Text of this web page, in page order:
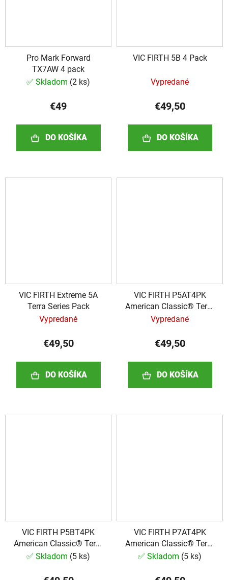
Pro Mark Forward
TX7AW 4 pack
✅ Skladom (2 ks)
€49
DO KOŠÍKA
VIC FIRTH 5B 4 Pack
Vypredané
€49,50
DO KOŠÍKA
VIC FIRTH Extreme 5A
Terra Series Pack
Vypredané
€49,50
DO KOŠÍKA
VIC FIRTH P5AT4PK
American Classic® Terra
Series 4pr Value Pack
Vypredané
€49,50
DO KOŠÍKA
VIC FIRTH P5BT4PK
American Classic® Terra
Series 4pr Value Pack
✅ Skladom (5 ks)
VIC FIRTH P7AT4PK
American Classic® Terra
Series 4pr Value Pack
✅ Skladom (5 ks)